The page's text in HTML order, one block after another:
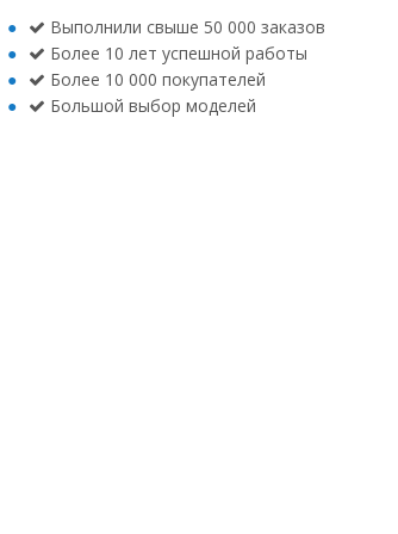
Выполнили свыше 50 000 заказов
Более 10 лет успешной работы
Более 10 000 покупателей
Большой выбор моделей